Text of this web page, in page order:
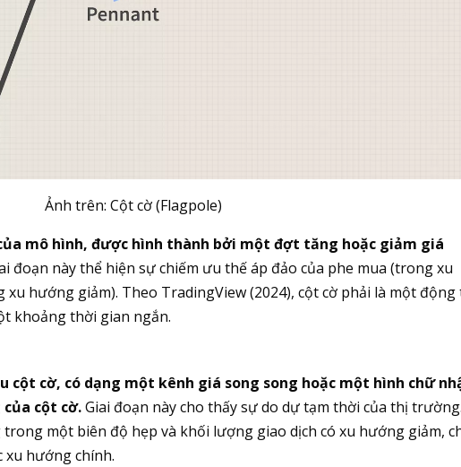
Ảnh trên: Cột cờ (Flagpole)
mô hình, được hình thành bởi một đợt tăng hoặc giảm giá
đoạn này thể hiện sự chiếm ưu thế áp đảo của phe mua (trong xu
hướng giảm). Theo TradingView (2024), cột cờ phải là một động
khoảng thời gian ngắn.
cột cờ, có dạng một kênh giá song song hoặc một hình chữ
cột cờ.Giai đoạn này cho thấy sự do dự tạm thời của thị
trong một biên độ hẹp và khối lượng giao dịch có xu hướng giảm,
xu hướng chính.